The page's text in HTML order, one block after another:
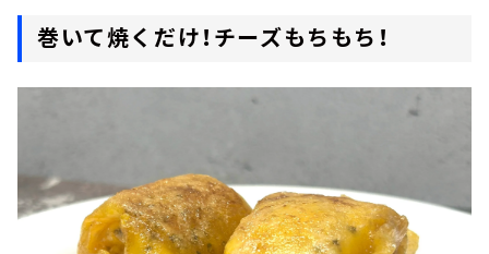
巻いて焼くだけ！チーズもちもち！